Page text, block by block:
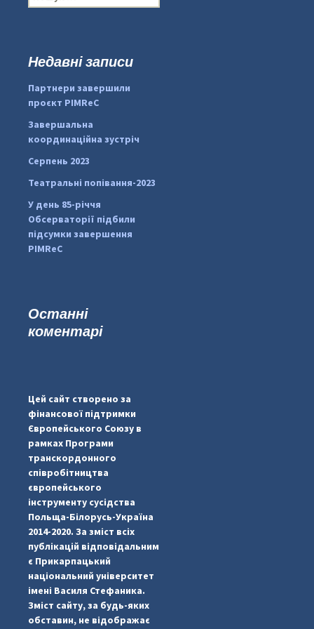
pimrec_project
о
:Недавні записи
Партнери завершили
проєкт PIMReC
Завершальна
координаційна зустріч
Серпень 2023
Театральні попівання-2023
У день 85-річчя
Обсерваторії підбили
підсумки завершення
PIMReC
Останні
коментарі
Цей сайт створено за
фінансової підтримки
Європейського Союзу в
рамках Програми
транскордонного
співробітництва
європейського
інструменту сусідства
Польща-Білорусь-Україна
2014-2020. За зміст всіх
публікацій відповідальним
є Прикарпацький
національний університет
імені Василя Стефаника.
Зміст сайту, за будь-яких
обставин, не відображає